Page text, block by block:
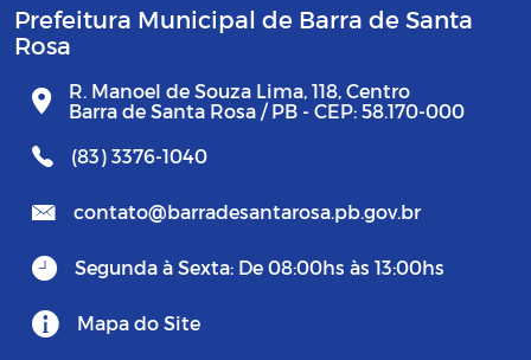
Prefeitura Municipal de Barra de Santa
Rosa
R. Manoel de Souza Lima, 118, Centro
Barra de Santa Rosa / PB - CEP: 58.170-000
(83) 3376-1040
contato@barradesantarosa.pb.gov.br
Segunda à Sexta: De 08:00hs às 13:00hs
Mapa do Site